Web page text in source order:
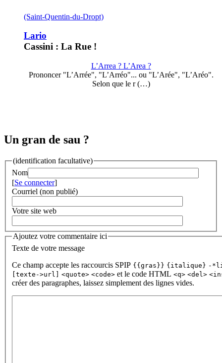
(Saint-Quentin-du-Dropt)
Lario
Cassini : La Rue !
L’Arrea ? L’Area ?
Prononcer "L’Arrée", "L’Arréo"... ou "L’Arée", "L’Aréo".
Selon que le r (…)
Un gran de sau ?
(identification facultative)
Nom
[Se connecter]
Courriel (non publié)
Votre site web
Ajoutez votre commentaire ici
Texte de votre message
Ce champ accepte les raccourcis SPIP {{gras}} {italique} -
[texte->url]
<quote> <code> et le code HTML <q> <del>
créer des paragraphes, laissez simplement des lignes vides.